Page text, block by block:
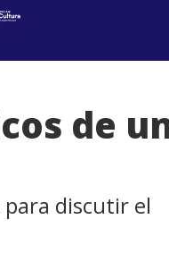
de
discutir el